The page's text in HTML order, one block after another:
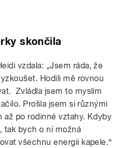
skončila
vzdala: „Jsem ráda, že
Hodili mě rovnou
Zvládla jsem to myslím
Prošla jsem si různými
až po rodinné vztahy. Kdyby
tak bych o ní možná
všechnu energii kapele.“